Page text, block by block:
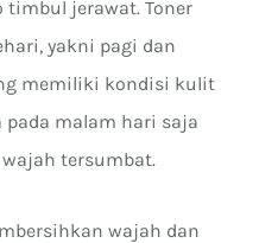
jerawat. Toner
yakni pagi dan
memiliki kondisi kulit
malam hari saja
tersumbat.
wajah dan